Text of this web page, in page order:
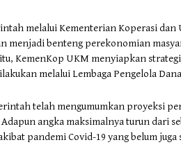
melalui Kementerian Koperasi
menjadi benteng perekonomian
KemenKop UKM menyiapkan
melalui Lembaga Pengelola
telah mengumumkan proyeksi
Adapun angka maksimalnya turun dari
pandemi Covid-19 yang belum juga